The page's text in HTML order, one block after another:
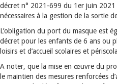
décret n° 2021-699 du 1er juin 2021
nécessaires à la gestion de la sortie
L’obligation du port du masque est
décret pour les enfants de 6 ans ou
loisirs et d’accueil scolaires et
A noter, que la mise en œuvre du
le maintien des mesures renforcées